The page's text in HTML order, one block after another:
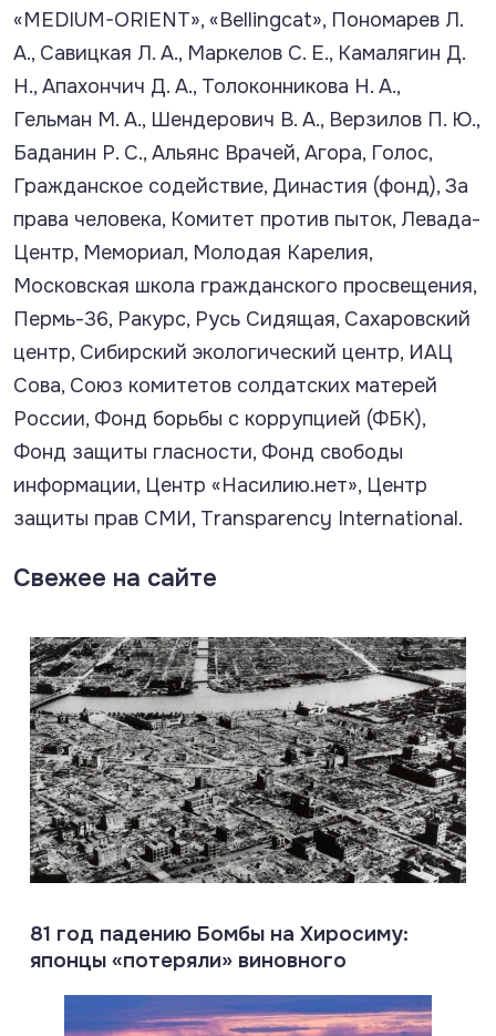
«MEDIUM-ORIENT», «Bellingcat», Пономарев Л.
А., Савицкая Л. А., Маркелов С. Е., Камалягин Д.
Н., Апахончич Д. А., Толоконникова Н. А.,
Гельман М. А., Шендерович В. А., Верзилов П. Ю.,
Баданин Р. С., Альянс Врачей, Агора, Голос,
Гражданское содействие, Династия (фонд), За
права человека, Комитет против пыток, Левада-
Центр, Мемориал, Молодая Карелия,
Московская школа гражданского просвещения,
Пермь-36, Ракурс, Русь Сидящая, Сахаровский
центр, Сибирский экологический центр, ИАЦ
Сова, Союз комитетов солдатских матерей
России, Фонд борьбы с коррупцией (ФБК),
Фонд защиты гласности, Фонд свободы
информации, Центр «Насилию.нет», Центр
защиты прав СМИ, Transparency International.
Свежее на сайте
81 год падению Бомбы на Хиросиму:
японцы «потеряли» виновного